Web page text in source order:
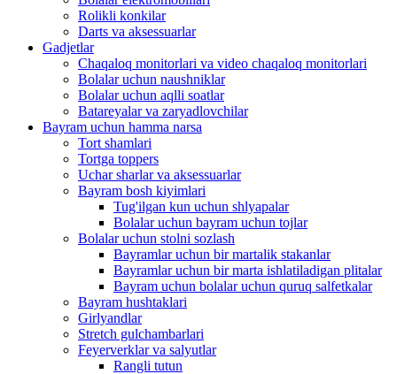
Rolikli konkilar
Darts va aksessuarlar
Gadjetlar
Chaqaloq monitorlari va video chaqaloq monitorlari
Bolalar uchun naushniklar
Bolalar uchun aqlli soatlar
Batareyalar va zaryadlovchilar
Bayram uchun hamma narsa
Tort shamlari
Tortga toppers
Uchar sharlar va aksessuarlar
Bayram bosh kiyimlari
Tug'ilgan kun uchun shlyapalar
Bolalar uchun bayram uchun tojlar
Bolalar uchun stolni sozlash
Bayramlar uchun bir martalik stakanlar
Bayramlar uchun bir marta ishlatiladigan plitalar
Bayram uchun bolalar uchun quruq salfetkalar
Bayram hushtaklari
Girlyandlar
Stretch gulchambarlari
Feyerverklar va salyutlar
Rangli tutun